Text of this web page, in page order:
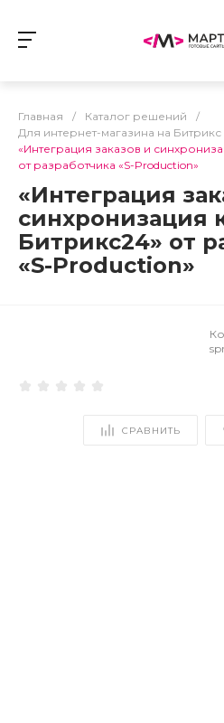
Главная / Каталог решений
/
Для интернет-магазина на Битрикс
«Интеграция заказов и
от разработчика «S-Production»
«Интеграция
синхронизация
Битрикс24» от
«S-Production»
СРАВНИТЬ